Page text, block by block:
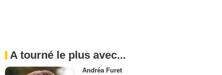
A tourné le plus avec...
Andréa Furet